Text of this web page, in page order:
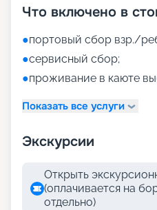
Что включено в
●портовый сбор взр./
●сервисный сбор;
●проживание в каюте
Показать все услуги
Экскурсии
Открыть
(оплачивается на
отдельно)